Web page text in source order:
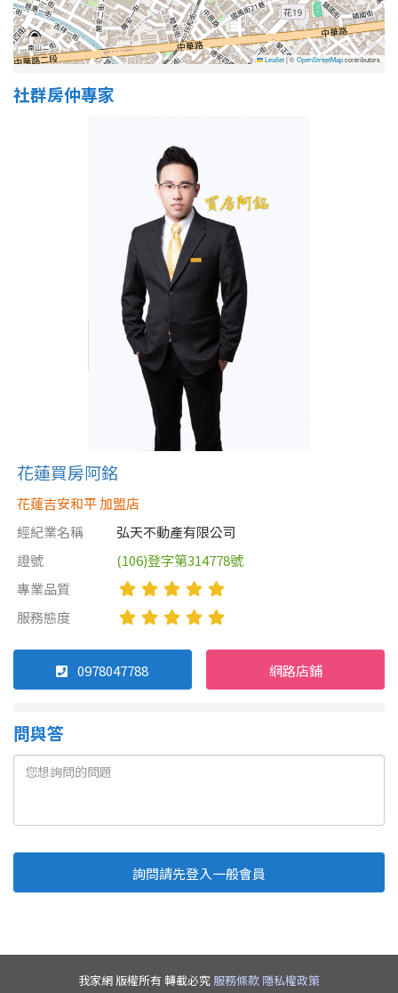
格局
不拘
5 年以下
10-20 年
售價
Leaflet|©OpenStreetMapcontributors
社群房仲專家
花蓮買房阿銘
花蓮吉安和平 加盟店
經紀業名稱
弘天不動產有限公司
證號
(106)登字第314778號
專業品質
服務態度
0978047788 網路店鋪
問與答
詢問請先登入一般會員
我家網 版權所有 轉載必究 服務條款 隱私權政策